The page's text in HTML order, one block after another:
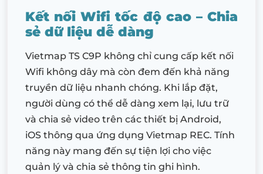
Kết nối Wifi tốc độ cao – Chia
sẻ dữ liệu dễ dàng
Vietmap TS C9P không chỉ cung cấp kết nối
Wifi không dây mà còn đem đến khả năng
truyền dữ liệu nhanh chóng. Khi lắp đặt,
người dùng có thể dễ dàng xem lại, lưu trữ
và chia sẻ video trên các thiết bị Android,
iOS thông qua ứng dụng Vietmap REC. Tính
năng này mang đến sự tiện lợi cho việc
quản lý và chia sẻ thông tin ghi hình.